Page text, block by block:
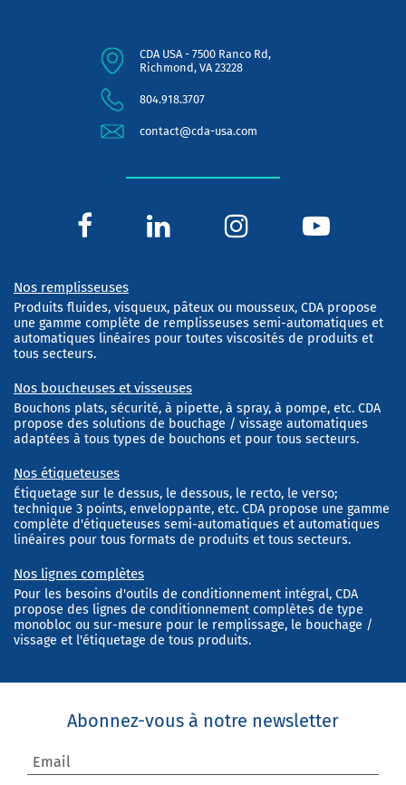
CDA USA - 7500 Ranco Rd,
Richmond, VA 23228
804.918.3707
contact@cda-usa.com
Nos remplisseuses
Produits fluides, visqueux, pâteux ou mousseux, CDA propose
une gamme complète de remplisseuses semi-automatiques et
automatiques linéaires pour toutes viscosités de produits et
tous secteurs.
Nos boucheuses et visseuses
Bouchons plats, sécurité, à pipette, à spray, à pompe, etc. CDA
propose des solutions de bouchage / vissage automatiques
adaptées à tous types de bouchons et pour tous secteurs.
Nos étiqueteuses
Étiquetage sur le dessus, le dessous, le recto, le verso;
technique 3 points, enveloppante, etc. CDA propose une gamme
complète d'étiqueteuses semi-automatiques et automatiques
linéaires pour tous formats de produits et tous secteurs.
Nos lignes complètes
Pour les besoins d'outils de conditionnement intégral, CDA
propose des lignes de conditionnement complètes de type
monobloc ou sur-mesure pour le remplissage, le bouchage /
vissage et l'étiquetage de tous produits.
Abonnez-vous à notre newsletter
Email